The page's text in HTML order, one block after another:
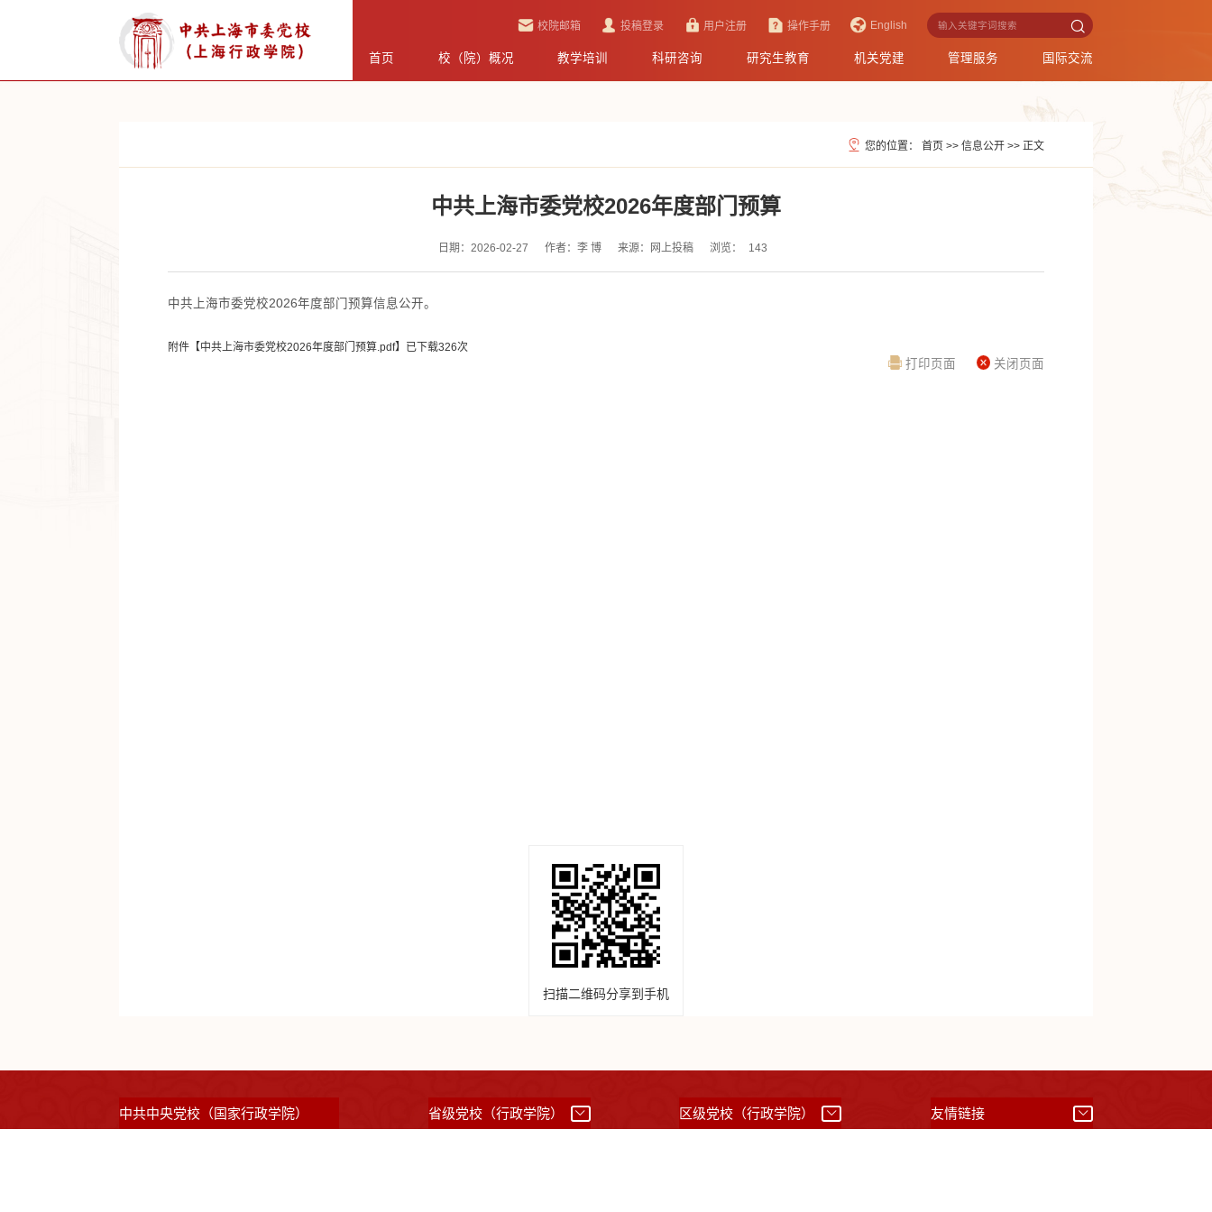
校院邮箱 投稿登录 用户注册 操作手册 English
首页 校（院）概况 教学培训 科研咨询 研究生教育 机关党建 管理服务 国际交流
您的位置： 首页 >> 信息公开 >> 正文
中共上海市委党校2026年度部门预算
日期：2026-02-27 作者：李 博 来源：网上投稿 浏览： 143
中共上海市委党校2026年度部门预算信息公开。
附件【中共上海市委党校2026年度部门预算.pdf】已下载326次
打印页面 关闭页面
扫描二维码分享到手机
中共中央党校（国家行政学院） 省级党校（行政学院） 区级党校（行政学院） 友情链接